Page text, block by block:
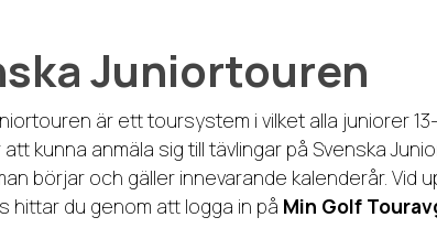
Juniortouren
är ett toursystem i vilket alla juniorer
att kunna anmäla sig till tävlingar på Svenska
börjar och gäller innevarande kalenderår.
hittar du genom att logga in på Min Golf